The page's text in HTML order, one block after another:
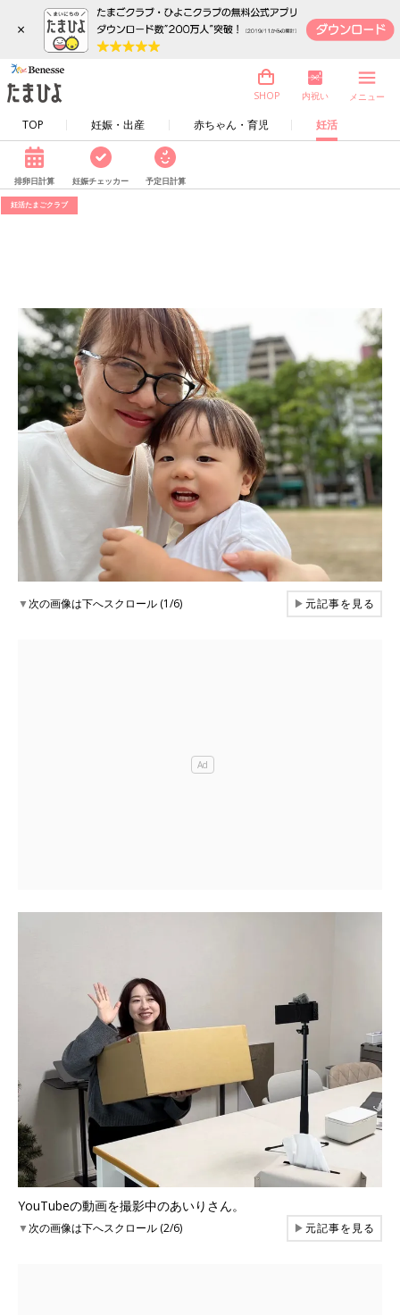
×
TOP 妊娠・出産 赤ちゃん・育児 妊活
SHOP 内祝い メニュー
排卵日計算 妊娠チェッカー 予定日計算
妊活たまごクラブ
▼次の画像は下へスクロール (1/6) ▶元記事を見る
YouTubeの動画を撮影中のあいりさん。
▼次の画像は下へスクロール (2/6) ▶元記事を見る